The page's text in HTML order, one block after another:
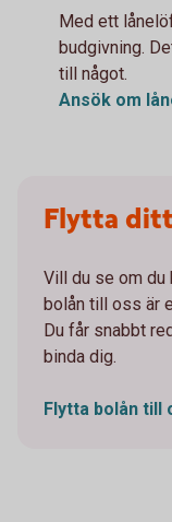
Med ett
budgivning.
till något.
Ansök om
Flytta
Vill du se om du
bolån till oss är
Du får snabbt
binda dig.
Flytta bolån till